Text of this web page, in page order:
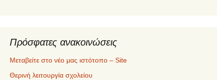
Πρόσφατες ανακοινώσεις
Μεταβείτε στο νέο μας ιστότοπο – Site
Θερινή λειτουργία σχολείου